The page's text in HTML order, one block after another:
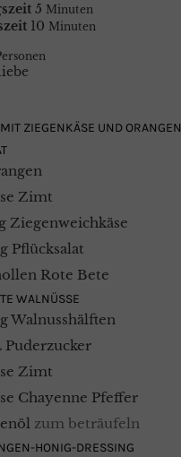
5 Minuten
10 Minuten
ZIEGENKÄSE UND ORANGEN
Zimt
g Ziegenweichkäse
g Pflücksalat
Rote Bete
WALNÜSSE
gWalnusshälften
Puderzucker
Zimt
Chayenne Pfeffer
zum beträufeln
HONIG-DRESSING